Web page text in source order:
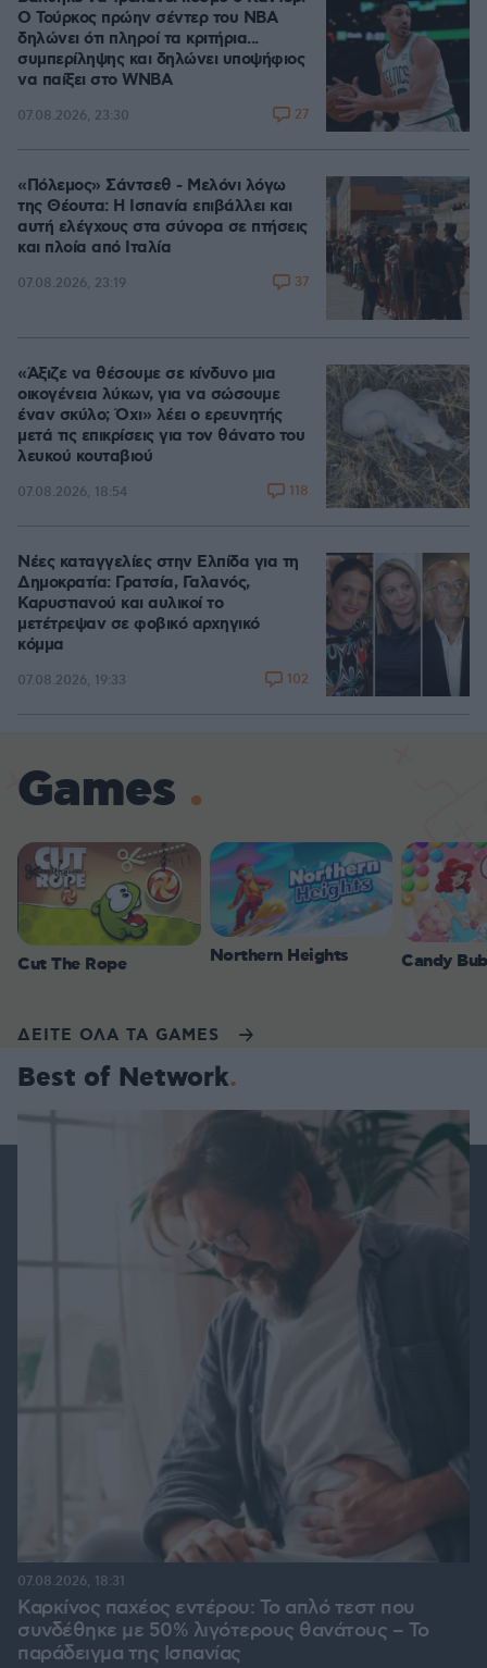
Ο Τούρκος πρώην σέντερ του NBA
δηλώνει ότι πληροί τα κριτήρια...
συμπερίληψης και δηλώνει υποψήφιος
να παίξει στο WNBA
07.08.2026, 23:30 27
«Πόλεμος» Σάντσεθ - Μελόνι λόγω
της Θέουτα: Η Ισπανία επιβάλλει και
αυτή ελέγχους στα σύνορα σε πτήσεις
και πλοία από Ιταλία
07.08.2026, 23:19 37
«Άξιζε να θέσουμε σε κίνδυνο μια
οικογένεια λύκων, για να σώσουμε
έναν σκύλο; Όχι» λέει ο ερευνητής
μετά τις επικρίσεις για τον θάνατο του
λευκού κουταβιού
07.08.2026, 18:54 118
Νέες καταγγελίες στην Ελπίδα για τη
Δημοκρατία: Γρατσία, Γαλανός,
Καρυστιανού και αυλικοί το
μετέτρεψαν σε φοβικό αρχηγικό
κόμμα
07.08.2026, 19:33 102
Games
Cut The Rope Northern Heights Candy
ΔΕΙΤΕ ΟΛΑ ΤΑ GAMES
Best of Network
Καρκίνος παχέος εντέρου: Το απλό τεστ που
συνδέθηκε με 50% λιγότερους θανάτους – Το
παράδειγμα της Ισπανίας
07.08.2026, 18:31